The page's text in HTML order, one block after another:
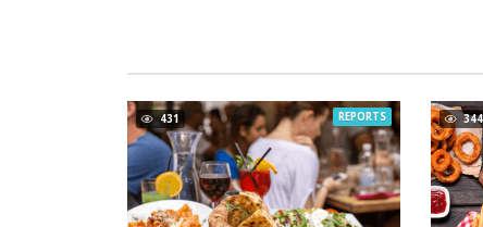
431 REPORTS 344